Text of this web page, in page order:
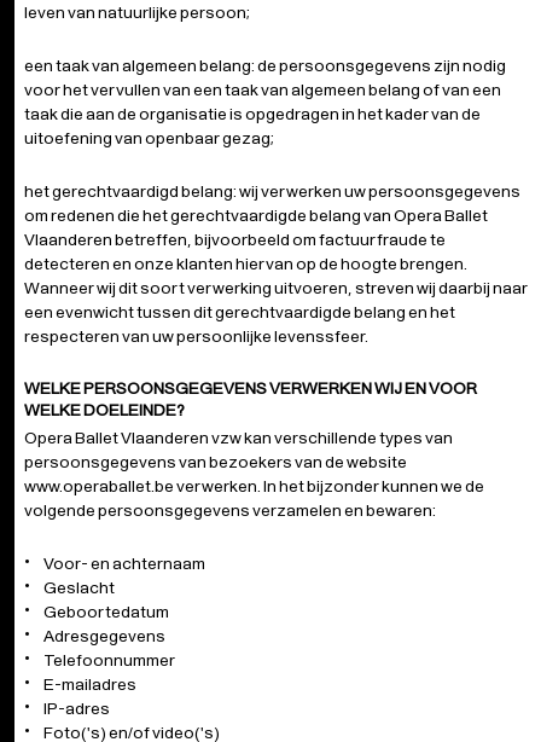
leven van natuurlijke persoon;
een taak van algemeen belang: de persoonsgegevens zijn nodig
voor het vervullen van een taak van algemeen belang of van een
taak die aan de organisatie is opgedragen in het kader van de
uitoefening van openbaar gezag;
het gerechtvaardigd belang: wij verwerken uw persoonsgegevens
om redenen die het gerechtvaardigde belang van Opera Ballet
Vlaanderen betreffen, bijvoorbeeld om factuurfraude te
detecteren en onze klanten hiervan op de hoogte brengen.
Wanneer wij dit soort verwerking uitvoeren, streven wij daarbij naar
een evenwicht tussen dit gerechtvaardigde belang en het
respecteren van uw persoonlijke levenssfeer.
WELKE PERSOONSGEGEVENS VERWERKEN WIJ EN VOOR
WELKE DOELEINDE?
Opera Ballet Vlaanderen vzw kan verschillende types van
persoonsgegevens van bezoekers van de website
www.operaballet.beverwerken. In het bijzonder kunnen we de
volgende persoonsgegevens verzamelen en bewaren:
Voor- en achternaam
Geslacht
Geboortedatum
Adresgegevens
Telefoonnummer
E-mailadres
IP-adres
Foto('s) en/of video('s)